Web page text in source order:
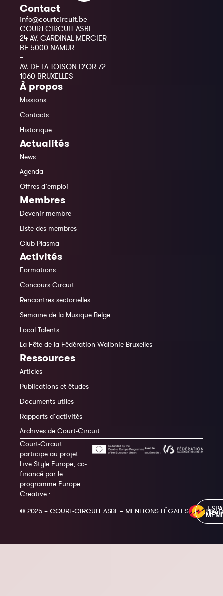
Contact
info@courtcircuit.be
COURT-CIRCUIT ASBL
24 AV. CARDINAL MERCIER
BE-5000 NAMUR
–
AV. DE LA TOISON D’OR 72
1060 BRUXELLES
À propos
Missions
Contacts
Historique
Actualités
News
Agenda
Offres d’emploi
Membres
Devenir membre
Liste des membres
Club Plasma
Activités
Formations
Concours Circuit
Rencontres sectorielles
Semaine de la Musique Belge
Local Talents
La Fête de la Fédération Wallonie Bruxelles
Ressources
Articles
Publications et études
Documents utiles
Rapports d’activités
Archives de Court-Circuit
Court-Circuit
participe au projet
Live Style Europe, co-
financé par le
programme Europe
Creative :
© 2025 – COURT-CIRCUIT ASBL – MENTIONS LÉGALES